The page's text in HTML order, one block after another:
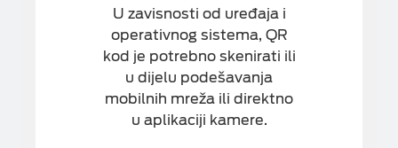
U zavisnosti od uređaja i
operativnog sistema, QR
kod je potrebno skenirati ili
u dijelu podešavanja
mobilnih mreža ili direktno
u aplikaciji kamere.